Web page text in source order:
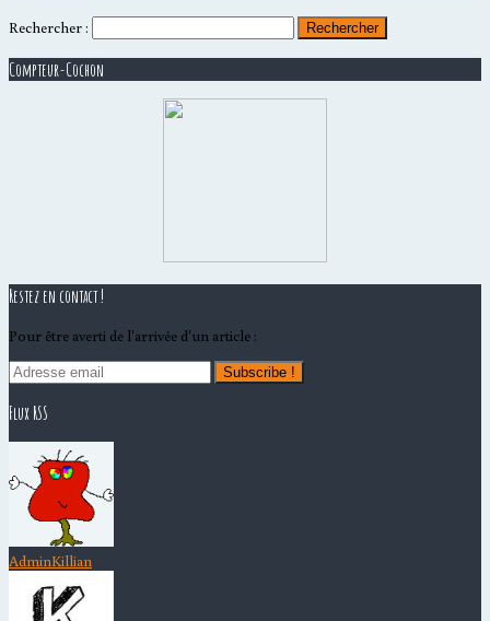
Rechercher :
Compteur-Cochon
Restez en contact !
Pour être averti de l'arrivée d'un article :
Subscribe !
Flux RSS
AdminKillian